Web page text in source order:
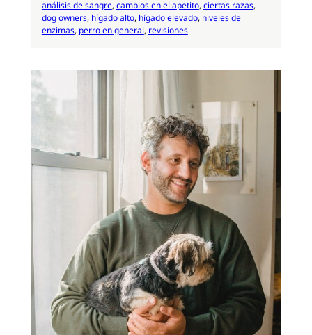
análisis de sangre, cambios en el apetito, ciertas razas
dog owners, hígado alto, hígado elevado, niveles de
enzimas, perro en general, revisiones